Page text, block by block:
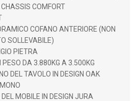
COMFORT
COFANO ANTERIORE (NON
SOLLEVABILE)
PIETRA
PESO DA 3.880KG A 3.500KG
DEL TAVOLO IN DESIGN OAK
MOBILE IN DESIGN JURA